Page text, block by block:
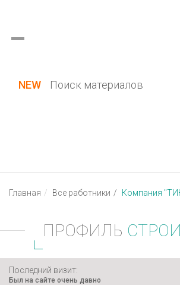
NEW Поиск материалов
Главная Все работники Компания
ПРОФИЛЬ
Последний визит:
Был на сайте очень давно